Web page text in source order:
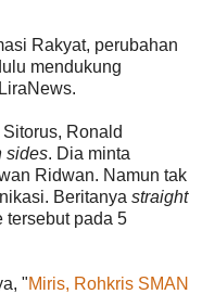
Rakyat, perubahan
mendukung
Ronald
sides. Dia minta
Ridwan. Namun tak
Beritanya straight
tersebut pada 5
"Miris, Rohkris SMAN